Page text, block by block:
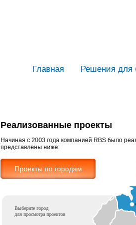
Главная Решения для
Реализованные проекты
Начиная с 2003 года компанией RBS было
представлены ниже:
Проекты по городам